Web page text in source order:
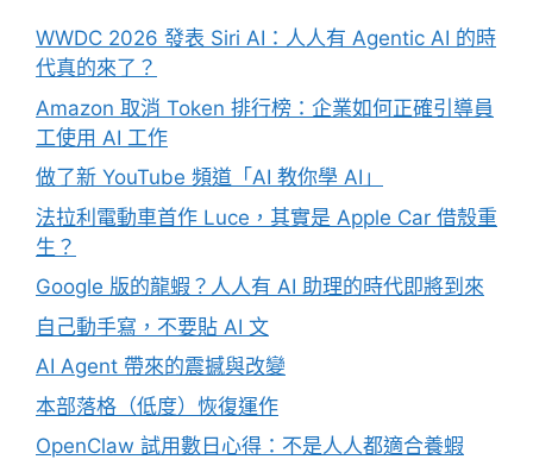
WWDC 2026 發表 Siri AI：人人有 Agentic AI 的時
代真的來了？
Amazon 取消 Token 排行榜：企業如何正確引導員
工使用 AI 工作
做了新 YouTube 頻道「AI 教你學 AI」
法拉利電動車首作 Luce，其實是 Apple Car 借殼重
生？
Google 版的龍蝦？人人有 AI 助理的時代即將到來
自己動手寫，不要貼 AI 文
AI Agent 帶來的震撼與改變
本部落格（低度）恢復運作
OpenClaw 試用數日心得：不是人人都適合養蝦